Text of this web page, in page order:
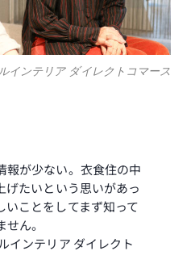
インテリア ダイレクトコマース
報が少ない。衣食住の中
げたいという思いがあっ
いことをしてまず知って
ん。
インテリア ダイレクト